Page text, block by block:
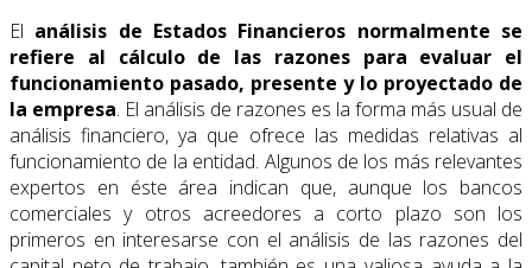
El análisis de Estados Financieros normalmente se
refiere al cálculo de las razones para evaluar el
funcionamiento pasado, presente y lo proyectado de
la empresa. El análisis de razones es la forma más usual de
análisis financiero, ya que ofrece las medidas relativas al
funcionamiento de la entidad. Algunos de los más relevantes
expertos en éste área indican que, aunque los bancos
comerciales y otros acreedores a corto plazo son los
primeros en interesarse con el análisis de las razones del